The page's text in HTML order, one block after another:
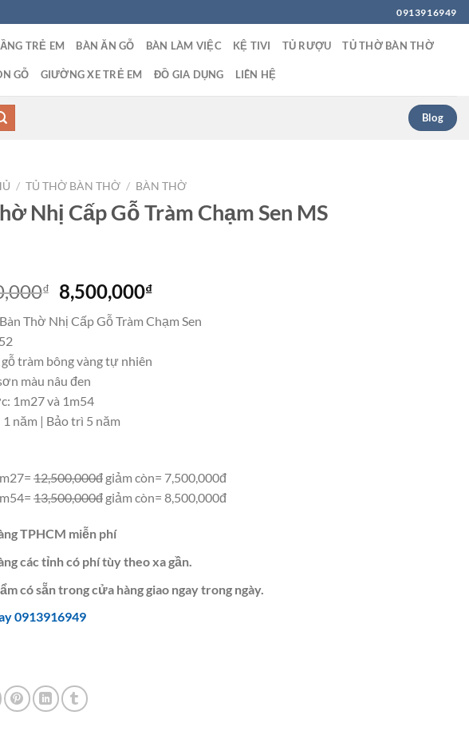
0913916949
TRẺ EM BÀN ĂN GỖ BÀN LÀM VIỆC KỆ TIVI TỦ RƯỢU TỦ THỜ BÀN THỜ
GỖ GIƯỜNG XE TRẺ EM ĐỒ GIA DỤNG LIÊN HỆ
Blog
/ TỦ THỜ BÀN THỜ / BÀN THỜ
Nhị Cấp Gỗ Tràm Chạm Sen MS
₫
Giá
gốc
là:
8,500,000₫Giá
tại
Thờ Nhị Cấp Gỗ Tràm Chạm Sen
tràm bông vàng tự nhiên
màu nâu đen
1m27 và 1m54
1 năm | Bảo trì 5 năm
12,500,000đ giảm còn= 7,500,000đ
13,500,000đ giảm còn= 8,500,000đ
TPHCM miễn phí
các tỉnh có phí tùy theo xa gần.
có sẵn trong cửa hàng giao ngay trong ngày.
0913916949